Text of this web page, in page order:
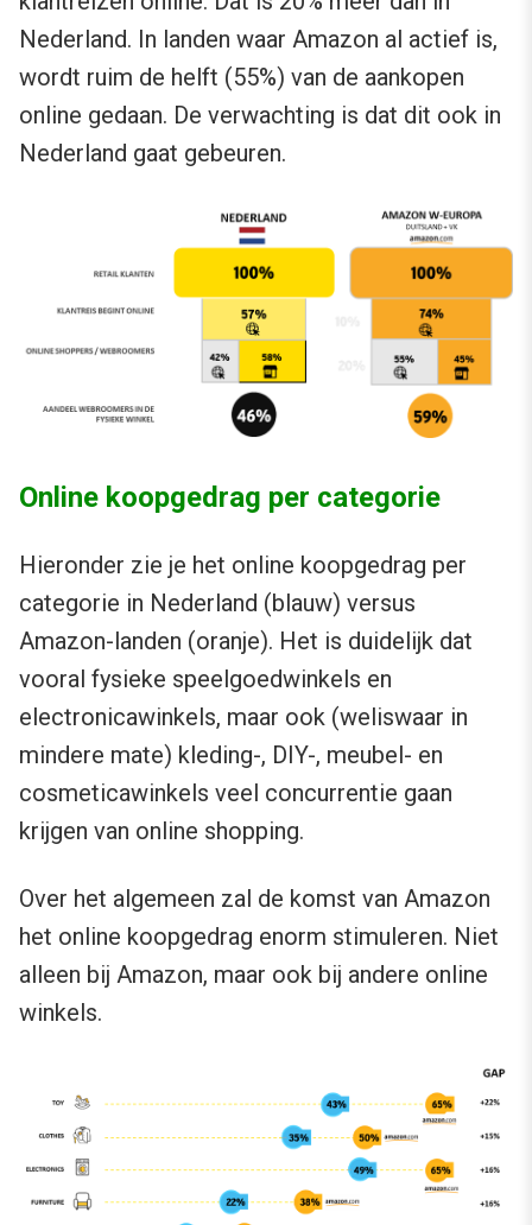
Nederland. In landen waar Amazon al actief is,
wordt ruim de helft (55%) van de aankopen
online gedaan. De verwachting is dat dit ook in
Nederland gaat gebeuren.
Online koopgedrag per categorie
Hieronder zie je het online koopgedrag per
categorie in Nederland (blauw) versus
Amazon-landen (oranje). Het is duidelijk dat
vooral fysieke speelgoedwinkels en
electronicawinkels, maar ook (weliswaar in
mindere mate) kleding-, DIY-, meubel- en
cosmeticawinkels veel concurrentie gaan
krijgen van online shopping.
Over het algemeen zal de komst van Amazon
het online koopgedrag enorm stimuleren. Niet
alleen bij Amazon, maar ook bij andere online
winkels.